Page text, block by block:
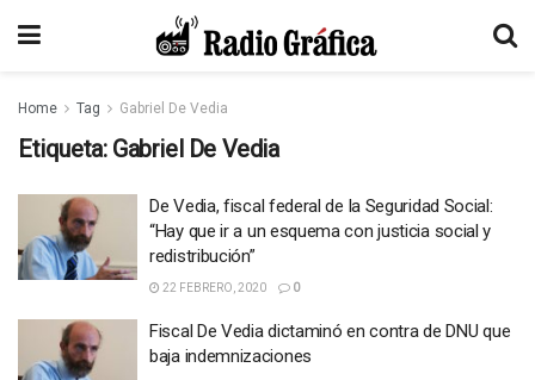
Home Tag Gabriel De Vedia
Etiqueta: Gabriel De Vedia
De Vedia, fiscal federal de la Seguridad Social:
“Hay que ir a un esquema con justicia social y
redistribución”
22 FEBRERO, 2020 0
Fiscal De Vedia dictaminó en contra de DNU que
baja indemnizaciones